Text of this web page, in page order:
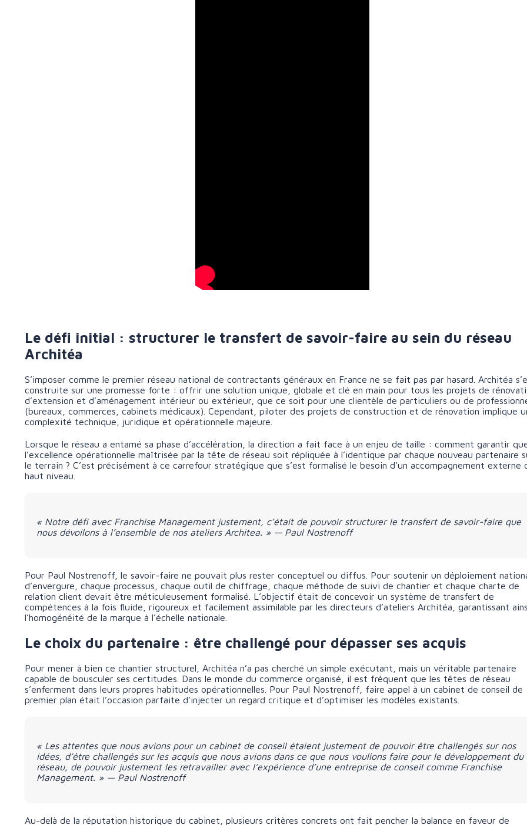
Le défi initial : structurer le transfert de savoir-faire au sein du réseau
Architéa
S’imposer comme le premier réseau national de contractants généraux en France ne se fait pas par hasard. Architéa
construite sur une promesse forte : offrir une solution unique, globale et clé en main pour tous les projets de
d’extension et d’aménagement intérieur ou extérieur, que ce soit pour une clientèle de particuliers ou de
(bureaux, commerces, cabinets médicaux). Cependant, piloter des projets de construction et de rénovation implique
complexité technique, juridique et opérationnelle majeure.
Lorsque le réseau a entamé sa phase d’accélération, la direction a fait face à un enjeu de taille : comment garantir
l’excellence opérationnelle maîtrisée par la tête de réseau soit répliquée à l’identique par chaque nouveau partenaire
le terrain ? C’est précisément à ce carrefour stratégique que s’est formalisé le besoin d’un accompagnement externe
haut niveau.
« Notre défi avec Franchise Management justement, c’était de pouvoir structurer le transfert de savoir-faire que
nous dévoilons à l’ensemble de nos ateliers Architea. » — Paul Nostrenoff
Pour Paul Nostrenoff, le savoir-faire ne pouvait plus rester conceptuel ou diffus. Pour soutenir un déploiement
d’envergure, chaque processus, chaque outil de chiffrage, chaque méthode de suivi de chantier et chaque charte de
relation client devait être méticuleusement formalisé. L’objectif était de concevoir un système de transfert de
compétences à la fois fluide, rigoureux et facilement assimilable par les directeurs d’ateliers Architéa, garantissant
l’homogénéité de la marque à l’échelle nationale.
Le choix du partenaire : être challengé pour dépasser ses acquis
Pour mener à bien ce chantier structurel, Architéa n’a pas cherché un simple exécutant, mais un véritable partenaire
capable de bousculer ses certitudes. Dans le monde du commerce organisé, il est fréquent que les têtes de réseau
s’enferment dans leurs propres habitudes opérationnelles. Pour Paul Nostrenoff, faire appel à un cabinet de conseil de
premier plan était l’occasion parfaite d’injecter un regard critique et d’optimiser les modèles existants.
« Les attentes que nous avions pour un cabinet de conseil étaient justement de pouvoir être challengés sur nos
idées, d’être challengés sur les acquis que nous avions dans ce que nous voulions faire pour le développement du
réseau, de pouvoir justement les retravailler avec l’expérience d’une entreprise de conseil comme Franchise
Management. » — Paul Nostrenoff
Au-delà de la réputation historique du cabinet, plusieurs critères concrets ont fait pencher la balance en faveur de